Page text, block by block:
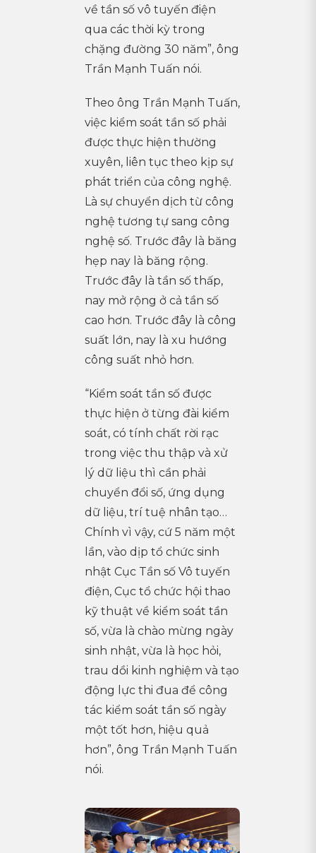
về tần số vô tuyến điện
qua các thời kỳ trong
chặng đường 30 năm”, ông
Trần Mạnh Tuấn nói.
Theo ông Trần Mạnh Tuấn,
việc kiểm soát tần số phải
được thực hiện thường
xuyên, liên tục theo kịp sự
phát triển của công nghệ.
Là sự chuyển dịch từ công
nghệ tương tự sang công
nghệ số. Trước đây là băng
hẹp nay là băng rộng.
Trước đây là tần số thấp,
nay mở rộng ở cả tần số
cao hơn. Trước đây là công
suất lớn, nay là xu hướng
công suất nhỏ hơn.
“Kiểm soát tần số được
thực hiện ở từng đài kiểm
soát, có tính chất rời rạc
trong việc thu thập và xử
lý dữ liệu thì cần phải
chuyển đổi số, ứng dụng
dữ liệu, trí tuệ nhân tạo…
Chính vì vậy, cứ 5 năm một
lần, vào dịp tổ chức sinh
nhật Cục Tần số Vô tuyến
điện, Cục tổ chức hội thao
kỹ thuật về kiểm soát tần
số, vừa là chào mừng ngày
sinh nhật, vừa là học hỏi,
trau dồi kinh nghiệm và tạo
động lực thi đua để công
tác kiểm soát tần số ngày
một tốt hơn, hiệu quả
hơn”, ông Trần Mạnh Tuấn
nói.